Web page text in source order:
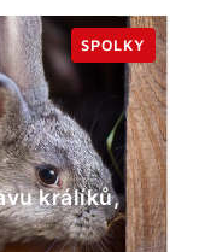
králíků,
SPOLKY